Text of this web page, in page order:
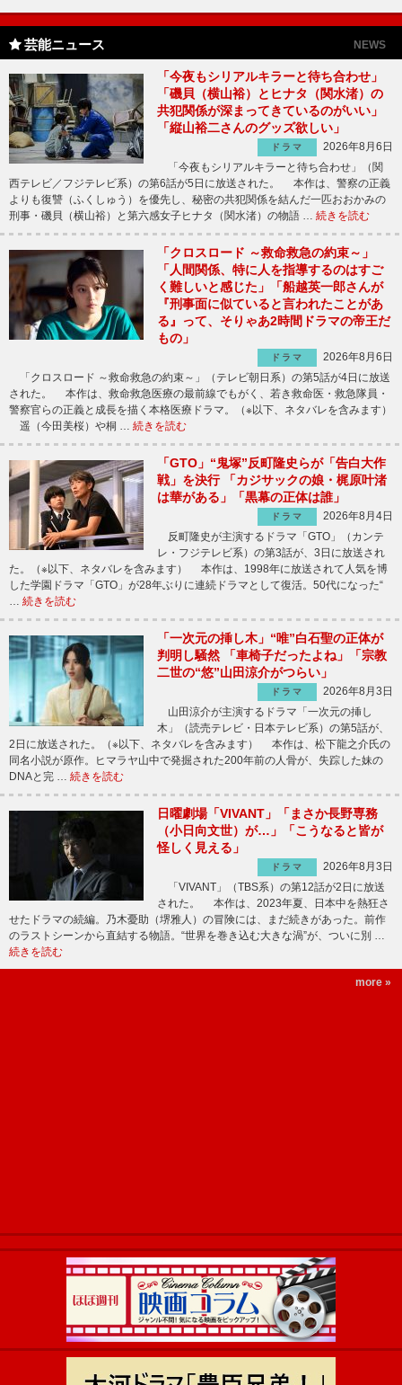
芸能ニュース NEWS
「今夜もシリアルキラーと待ち合わせ」
「磯貝（横山裕）とヒナタ（関水渚）の
共犯関係が深まってきているのがいい」
「縦山裕二さんのグッズ欲しい」
ドラマ
2026年8月6日
「今夜もシリアルキラーと待ち合わせ」（関
西テレビ／フジテレビ系）の第6話が5日に放送された。 本作は、警察の正義
よりも復讐（ふくしゅう）を優先し、秘密の共犯関係を結んだ一匹おおかみの
刑事・磯貝（横山裕）と第六感女子ヒナタ（関水渚）の物語 … 続きを読む
「クロスロード ～救命救急の約束～」
「人間関係、特に人を指導するのはすご
く難しいと感じた」「船越英一郎さんが
『刑事面に似ていると言われたことがあ
る』って、そりゃあ2時間ドラマの帝王だ
もの」
ドラマ
2026年8月6日
「クロスロード ～救命救急の約束～」（テレビ朝日系）の第5話が4日に放送
された。 本作は、救命救急医療の最前線でもがく、若き救命医・救急隊員・
警察官らの正義と成長を描く本格医療ドラマ。（※以下、ネタバレを含みます）
遥（今田美桜）や桐 … 続きを読む
「GTO」“鬼塚”反町隆史らが「告白大作
戦」を決行 「カジサックの娘・梶原叶渚
は華がある」「黒幕の正体は誰」
ドラマ
2026年8月4日
反町隆史が主演するドラマ「GTO」（カンテ
レ・フジテレビ系）の第3話が、3日に放送され
た。（※以下、ネタバレを含みます） 本作は、1998年に放送されて人気を博
した学園ドラマ「GTO」が28年ぶりに連続ドラマとして復活。50代になった“
… 続きを読む
「一次元の挿し木」“唯”白石聖の正体が
判明し騒然 「車椅子だったよね」「宗教
二世の“悠”山田涼介がつらい」
ドラマ
2026年8月3日
山田涼介が主演するドラマ「一次元の挿し
木」（読売テレビ・日本テレビ系）の第5話が、
2日に放送された。（※以下、ネタバレを含みます） 本作は、松下龍之介氏の
同名小説が原作。ヒマラヤ山中で発掘された200年前の人骨が、失踪した妹の
DNAと完 … 続きを読む
日曜劇場「VIVANT」「まさか長野専務
（小日向文世）が…」「こうなると皆が
怪しく見える」
ドラマ
2026年8月3日
「VIVANT」（TBS系）の第12話が2日に放送
された。 本作は、2023年夏、日本中を熱狂さ
せたドラマの続編。乃木憂助（堺雅人）の冒険には、まだ続きがあった。前作
のラストシーンから直結する物語。“世界を巻き込む大きな渦”が、ついに別 …
続きを読む
more »